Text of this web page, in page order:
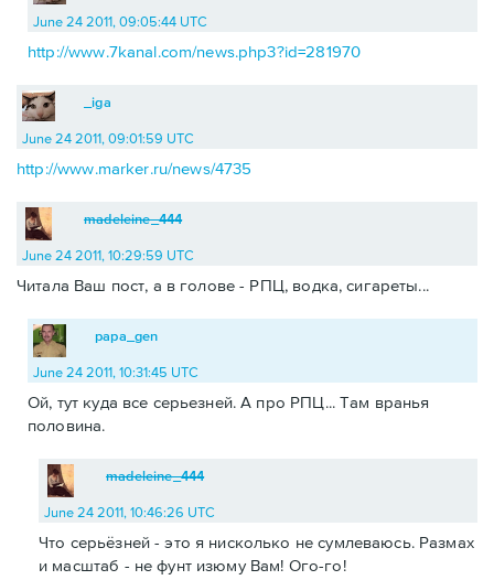
June 24 2011, 09:05:44 UTC
http://www.7kanal.com/news.php3?id=281970
_iga
June 24 2011, 09:01:59 UTC
http://www.marker.ru/news/4735
madeleine_444
June 24 2011, 10:29:59 UTC
Читала Ваш пост, а в голове - РПЦ, водка, сигареты...
papa_gen
June 24 2011, 10:31:45 UTC
Ой, тут куда все серьезней. А про РПЦ... Там вранья
половина.
madeleine_444
June 24 2011, 10:46:26 UTC
Что серьёзней - это я нисколько не сумлеваюсь. Размах
и масштаб - не фунт изюму Вам! Ого-го!